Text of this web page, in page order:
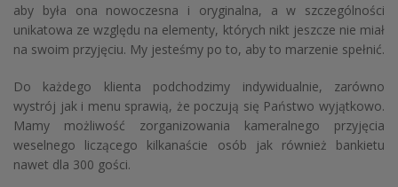
aby była ona nowoczesna i oryginalna, a w szczególności
unikatowa ze względu na elementy, których nikt jeszcze nie miał
na swoim przyjęciu. My jesteśmy po to, aby to marzenie spełnić.
Do każdego klienta podchodzimy indywidualnie, zarówno
wystrój jak i menu sprawią, że poczują się Państwo wyjątkowo.
Mamy możliwość zorganizowania kameralnego przyjęcia
weselnego liczącego kilkanaście osób jak również bankietu
nawet dla 300 gości.